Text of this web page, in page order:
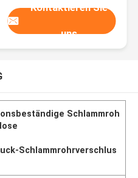
Kontaktieren Sie
uns
Schlammroh
Schlammrohrverschlus